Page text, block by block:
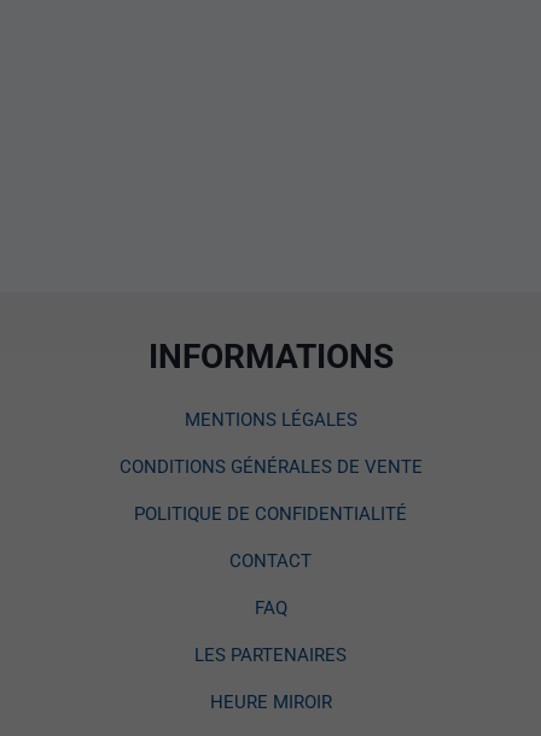
INFORMATIONS
MENTIONS LÉGALES
CONDITIONS GÉNÉRALES DE VENTE
POLITIQUE DE CONFIDENTIALITÉ
CONTACT
FAQ
LES PARTENAIRES
HEURE MIROIR